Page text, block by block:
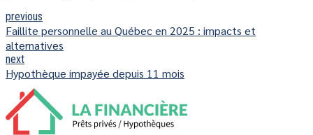
previous
Faillite personnelle au Québec en 2025 : impacts et
alternatives
next
Hypothèque impayée depuis 11 mois